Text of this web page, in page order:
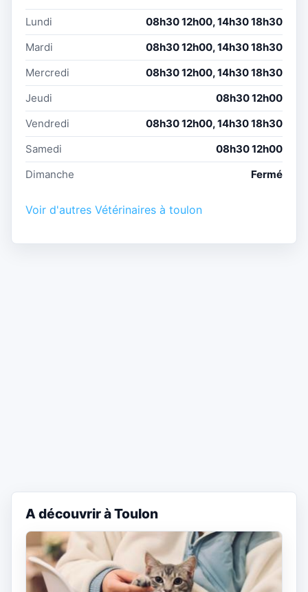
Lundi
08h30 12h00, 14h30 18h30
Mardi
08h30 12h00, 14h30 18h30
Mercredi
08h30 12h00, 14h30 18h30
Jeudi
08h30 12h00
Vendredi
08h30 12h00, 14h30 18h30
Samedi
08h30 12h00
Dimanche
Fermé
Voir d'autres Vétérinaires à toulon
A découvrir à Toulon